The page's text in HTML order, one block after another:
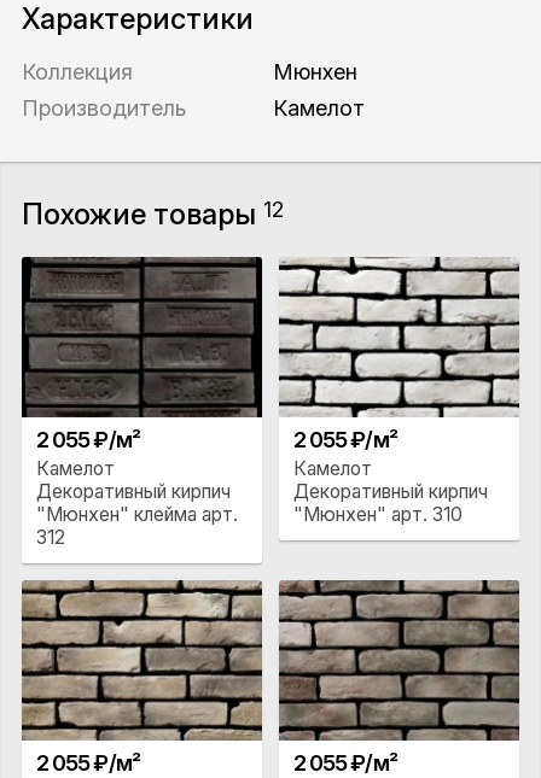
Характеристики
Коллекция
Мюнхен
Производитель
Камелот
Похожие товары 12
2 055 ₽/м²
Камелот
Декоративный кирпич
"Мюнхен" клейма арт.
312
2 055 ₽/м²
Камелот
Декоративный кирпич
"Мюнхен" арт. 310
2 055 ₽/м² 2 055 ₽/м²